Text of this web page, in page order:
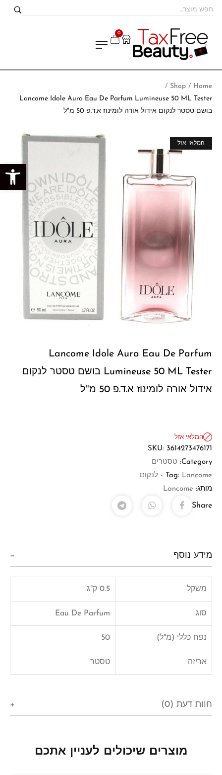
פתח סרגל נגישות
0
Home
/
Shop
/
Lancome Idole Aura Eau De Parfum Lumineuse 50 ML Tester
בושם טסטר לנקום אידול אורה לומינוז א.ד.פ 50 מ"ל
מבצע!
המלאי אזל
Lancome Idole Aura Eau De Parfum
Lumineuse 50 ML Tester בושם טסטר לנקום
אידול אורה לומינוז א.ד.פ 50 מ"ל
המלאי אזל
SKU: 3614273476171
Category:
טסטרים
Tag: Lancome - לנקום
מותג: Lancome
Share
מידע נוסף
משקל 0.5 ק"ג
סוג Eau De Parfum
נפח כללי (מ"ל) 50
אריזה טסטר
חוות דעת (0)
מוצרים שיכולים לעניין אתכם